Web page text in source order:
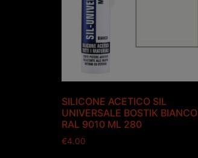
SILICONE ACETICO SIL
UNIVERSALE BOSTIK BIANCO
RAL 9010 ML 280
€4.00